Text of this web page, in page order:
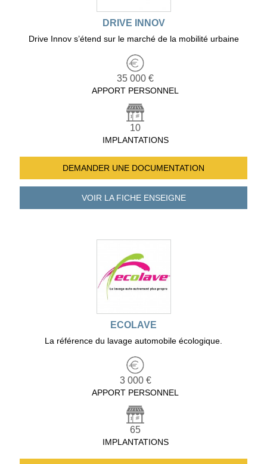
DRIVE INNOV
Drive Innov s’étend sur le marché de la mobilité urbaine
35 000 €
APPORT PERSONNEL
10
IMPLANTATIONS
DEMANDER UNE DOCUMENTATION
VOIR LA FICHEENSEIGNE
ECOLAVE
La référence du lavage automobile écologique.
3 000 €
APPORT PERSONNEL
65
IMPLANTATIONS